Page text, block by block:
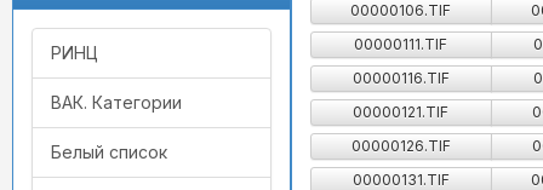
РИНЦ
ВАК. Категории
Белый список
00000106.TIF
00000111.TIF
00000116.TIF
00000121.TIF
00000126.TIF
00000131.TIF